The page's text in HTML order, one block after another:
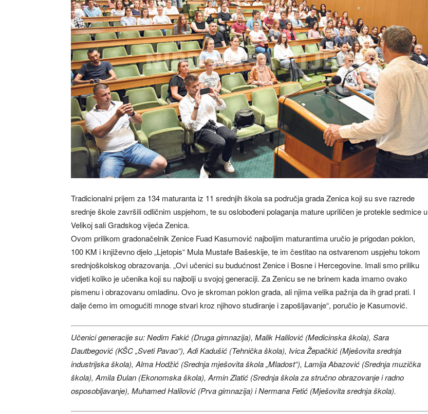
Tradicionalni prijem za 134 maturanta iz 11 srednjih škola sa područja grada Zenica koji su sve razrede
srednje škole završili odličnim uspjehom, te su oslobođeni polaganja mature upriličen je protekle sedmice u
Velikoj sali Gradskog vijeća Zenica.
Ovom prilikom gradonačelnik Zenice Fuad Kasumović najboljim maturantima uručio je prigodan poklon,
100 KM i književno djelo „Ljetopis“ Mula Mustafe Bašeskije, te im čestitao na ostvarenom uspjehu tokom
srednjoškolskog obrazovanja. „Ovi učenici su budućnost Zenice i Bosne i Hercegovine. Imali smo priliku
vidjeti koliko je učenika koji su najbolji u svojoj generaciji. Za Zenicu se ne brinem kada imamo ovako
pismenu i obrazovanu omladinu. Ovo je skroman poklon grada, ali njima velika pažnja da ih grad prati. I
dalje ćemo im omogućiti mnoge stvari kroz njihovo studiranje i zapošljavanje“, poručio je Kasumović.
Učenici generacije su: Nedim Fakić (Druga gimnazija), Malik Halilović (Medicinska škola), Sara
Dautbegović (KŠC „Sveti Pavao“), Adi Kadušić (Tehnička škola), Ivica Žepačkić (Mješovita srednja
industrijska škola), Alma Hodžić (Srednja mješovita škola „Mladost“), Lamija Abazović (Srednja muzička
škola), Amila Đulan (Ekonomska škola), Armin Zlatić (Srednja škola za stručno obrazovanje i radno
osposobljavanje), Muhamed Halilović (Prva gimnazija) i Nermana Fetić (Mješovita srednja škola).